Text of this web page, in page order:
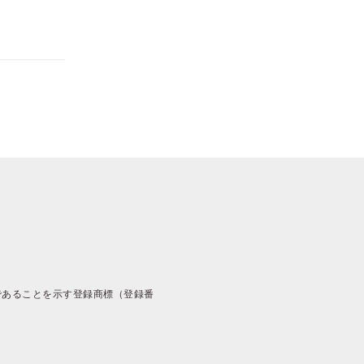
ることを示す登録商標（登録番